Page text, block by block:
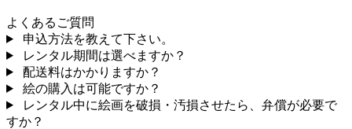
よくあるご質問
申込方法を教えて下さい。
レンタル期間は選べますか？
配送料はかかりますか？
絵の購入は可能ですか？
レンタル中に絵画を破損・汚損させたら、弁償が必要で
すか？